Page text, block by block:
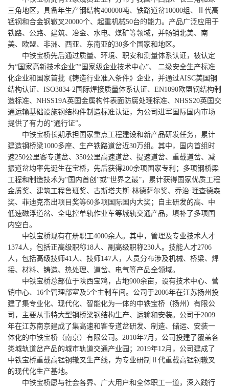
三角地区，具备年生产钢结构400000吨、铁路道岔10000组、Ⅱ代高
锰钢和合金钢辙叉20000个、起重机械50台的能力。产品广泛应用于
铁路、公路、建筑、冶金、水电、煤矿等领域，并畅销北美、南
美、欧盟、非洲、西亚、东南亚的30多个国家和地区。
中铁宝桥先后通过质量、环境、职安和测量体系认证，被认定
为“国家高新技术企业”“国家级企业技术中心”、 二级安全生产标准
化企业和国家首批《铸造行业准入条件》企业，并通过AISC美国钢
结构认证、ISO3834-2国际焊接质量体系认证、EN1090欧盟钢结构制
造标准、NHSS19A英国金属构件表面防腐处理标准、NHSS20英国交
通运输基础设施钢结构件制造标准认证，为公司进军国际国内市场
提供了有力的“通行证”。
中铁宝桥长期承担国家重点工程建设和新产品研发任务，累计
建造钢桥梁1000多座、生产铁路道岔近30万组。其中，国内首组时
速250公里客专道岔、350公里高速道岔、提速道岔、重载道岔、减
振道岔均率先诞生在宝桥，先后获得200余项国家专利；多项钢桥梁
工程和制造技术为“国内首创”或“世界之最”，累计获得国家优质工程
金质奖、建筑工程鲁班奖、古斯塔夫斯·林德萨尔奖、乔治·理查德森
奖、菲迪克杰出项目奖等60多项国际国内大奖；自主研发的高、中
低速磁浮道岔、全电控单轨作业车等城轨交通产品，填补了多项国
内空白。
中铁宝桥现有在册职工4000余人。其中，管理及专业技术人才
1374人，包括正高级职称18人、副高级职称230人。技能人才2706
人，包括高级技师41人、技师147人，人员分布涉及机械、桥梁、焊
接、材料、铸造、热处理、道岔、电气等产品全领域。
中铁宝桥总部位于陕西宝鸡，占地900余亩，设有技术中心、营
销中心、16个管理部室及5个主制车间。公司于2006年在江苏扬州投
建了集专业化、现代化、智能化为一体的中铁宝桥（扬州）有限公
司，主要从事特大型钢桥梁钢结构生产、运输和安装。公司于2009
年在江苏南京建成了集高速和客专道岔研发、制造、储运、安装一
体化的中铁宝桥（南京）有限公司。2010年7月，公司投建了覆盖各
类城轨道岔产品的城市轨道交通产业园；2019年12月，公司建成了
中铁宝桥重载高锰钢辙叉生产线，为专业研制Ⅱ代重载高锰钢辙叉
的现代化生产基地。
中铁宝桥愿与社会各界、广大用户和全体职工一道，深入践行